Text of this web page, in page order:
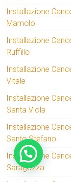
Installazione
Mamolo
Installazione
Ruffillo
Installazione
Vitale
Installazione
Santa Viola
Installazione
Santo Stefano
Installazione
Saragozza